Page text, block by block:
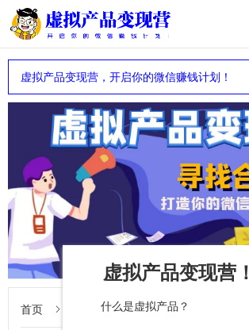
虚拟产品变现营，开启你的微信赚钱计划！
首页  互联网营销技能与经验分享
虚拟产品变现营！
什么是虚拟产品？